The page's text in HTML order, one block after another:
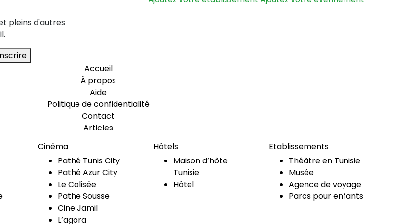
pleins d'autres
Accueil
À propos
Aide
Politique de confidentialité
Contact
Articles
Cinéma
Pathé Tunis City
Pathé Azur City
Le Colisée
Pathe Sousse
Cine Jamil
L’agora
Hôtels
Maison d’hôte
Tunisie
Hôtel
Etablissements
Théâtre en Tunisie
Musée
Agence de voyage
Parcs pour enfants